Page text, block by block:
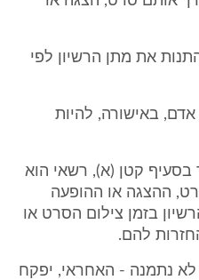
את מתן הרשיון לפי
באישורה, להיות
בסעיף קטן (א), רשאי הוא
ההצגה או ההופעה
בזמן צילום הסרט או
להם.
לא נתמנה - האחראי, יפקח